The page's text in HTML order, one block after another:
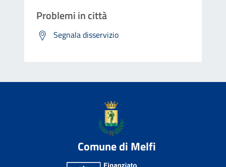
Problemi in città
Segnala disservizio
Comune di Melfi